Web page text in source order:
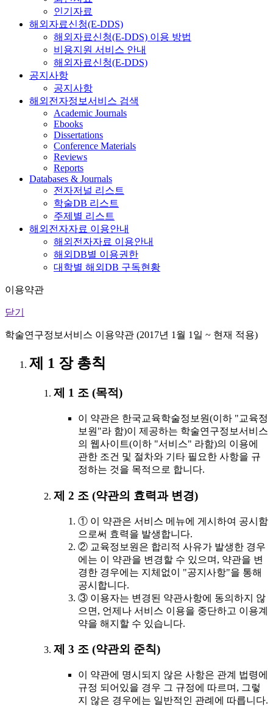
인기자료
해외자료신청(E-DDS)
해외자료신청(E-DDS) 이용 방법
비용지원 서비스 안내
해외자료신청(E-DDS)
공지사항
공지사항
해외전자정보서비스 검색
Academic Journals
Ebooks
Dissertations
Conference Materials
Reviews
Reports
Databases & Journals
전자저널 리스트
학술DB 리스트
주제별 리스트
해외전자자료 이용안내
해외전자자료 이용안내
해외DB별 이용권한
대학별 해외DB 구독현황
이용약관
닫기
학술연구정보서비스 이용약관 (2017년 1월 1일 ~ 현재 적용)
제 1 장 총칙
제 1 조 (목적)
이 약관은 한국교육학술정보원(이하 "교육정
보원"라 함)이 제공하는 학술연구정보서비스
의 웹사이트(이하 "서비스" 라함)의 이용에
관한 조건 및 절차와 기타 필요한 사항을 규
정하는 것을 목적으로 합니다.
제 2 조 (약관의 효력과 변경)
① 이 약관은 서비스 메뉴에 게시하여 공시함
으로써 효력을 발생합니다.
② 교육정보원은 합리적 사유가 발생한 경우
에는 이 약관을 변경할 수 있으며, 약관을 변
경한 경우에는 지체없이 "공지사항"을 통해
공시합니다.
③ 이용자는 변경된 약관사항에 동의하지 않
으면, 언제나 서비스 이용을 중단하고 이용계
약을 해지할 수 있습니다.
제 3 조 (약관외 준칙)
이 약관에 명시되지 않은 사항은 관계 법령에
규정 되어있을 경우 그 규정에 따르며, 그렇
지 않은 경우에는 일반적인 관례에 따릅니다.